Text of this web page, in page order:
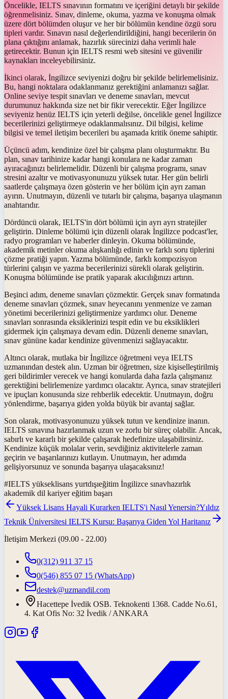
Öncelikle, IELTS sınavının formatını ve içeriğini detaylı bir şekilde
öğrenmelisiniz. Sınav, dinleme, okuma, yazma ve konuşma olmak
üzere dört bölümden oluşur ve her bir bölümün kendine özgü soru
tipleri vardır. Sınavın nasıl değerlendirildiğini, hangi becerilerin ön
plana çıktığını anlamak, hazırlık sürecinizi daha verimli hale
getirecektir. Bunun için IELTS resmi web sitesini ve güvenilir
kaynakları inceleyebilirsiniz.
İkinci olarak, İngilizce seviyenizi doğru bir şekilde belirlemelisiniz.
Bu, hangi noktalara odaklanmanız gerektiğini anlamanızı sağlar.
Online seviye tespit sınavları ve deneme sınavları, mevcut
durumunuz hakkında size net bir fikir verecektir. Eğer İngilizce
seviyeniz henüz IELTS için yeterli değilse, öncelikle genel İngilizce
becerilerinizi geliştirmeye odaklanmalısınız. Dil bilgisi, kelime
bilgisi ve temel iletişim becerileri bu aşamada kritik öneme sahiptir.
Üçüncü adım, kendinize özel bir çalışma planı oluşturmaktır. Bu
plan, sınav tarihinize kadar hangi konulara ne kadar zaman
ayıracağınızı belirlemelidir. Düzenli bir çalışma programı, sınav
stresini azaltır ve motivasyonunuzu yüksek tutar. Her gün belirli
saatlerde çalışmaya özen gösterin ve her bölüm için ayrı zaman
ayırın. Unutmayın, düzenli ve tutarlı bir çalışma, başarıya ulaşmanın
anahtarıdır.
Dördüncü olarak, IELTS'in dört bölümü için ayrı ayrı stratejiler
geliştirin. Dinleme bölümü için düzenli olarak İngilizce podcast'ler,
radyo programları ve haberler dinleyin. Okuma bölümünde,
akademik metinler okuma alışkanlığı edinin ve farklı soru tiplerini
çözme pratiği yapın. Yazma bölümünde, farklı kompozisyon
türlerini çalışın ve yazma becerilerinizi sürekli olarak geliştirin.
Konuşma bölümünde ise pratik yaparak akıcılığınızı artırın.
Beşinci adım, deneme sınavları çözmektir. Gerçek sınav formatında
deneme sınavları çözmek, sınav heyecanını yenmenize ve zaman
yönetimi becerilerinizi geliştirmenize yardımcı olur. Deneme
sınavları sonrasında eksiklerinizi tespit edin ve bu eksiklikleri
gidermek için çalışmaya devam edin. Düzenli deneme sınavları,
sınav gününe kadar kendinize güvenmenizi sağlayacaktır.
Altıncı olarak, mutlaka bir İngilizce öğretmeni veya IELTS
uzmanından destek alın. Uzman bir öğretmen, size kişiselleştirilmiş
geri bildirimler verecek ve hangi konularda daha fazla çalışmanız
gerektiğini belirlemenize yardımcı olacaktır. Ayrıca, sınav stratejileri
ve ipuçları konusunda size rehberlik edecektir. Unutmayın, doğru
yönlendirme, başarıya giden yolda büyük bir avantaj sağlar.
Son olarak, motivasyonunuzu yüksek tutun ve kendinize inanın.
IELTS sınavına hazırlanmak uzun ve zorlu bir süreç olabilir. Ancak,
sabırlı ve kararlı bir şekilde çalışarak hedefinize ulaşabilirsiniz.
Kendinize küçük molalar verin, sevdiğiniz aktivitelerle zaman
geçirin ve başarılarınızı kutlayın. Unutmayın, her adımda
gelişiyorsunuz ve sonunda başarıya ulaşacaksınız!
#IELTS yükseklisans yurtdışıeğitim İngilizce sınavhazırlık
akademik dil kariyer eğitim başarı
Yüksek Lisans Hayali Kurarken IELTS'i Nasıl Yenersin?Yıldız
Teknik Üniversitesi IELTS Kursu: Başarıya Giden Yol Haritanız
İletişim Merkezi (09.00 - 22.00)
0(312) 911 37 15
0(546) 855 07 15 (WhatsApp)
destek@uzmandil.com
Hacettepe İvedik OSB. Teknokenti 1368. Cadde No.61,
4. Kat Ofis No: 32 İvedik / ANKARA